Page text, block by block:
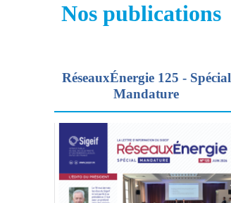
Nos publications
RéseauxÉnergie 125 - Spécial
Mandature